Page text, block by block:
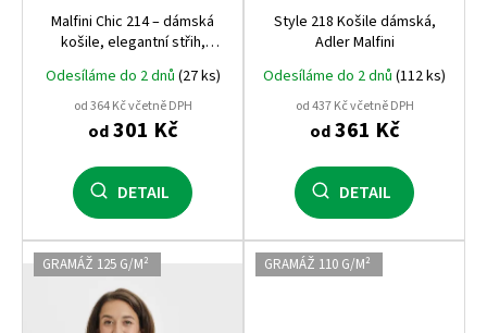
Malfini Chic 214 – dámská
košile, elegantní střih,
reprezentativní košile
Odesíláme do 2 dnů (27 ks)
od 364 Kč včetně DPH
od301 Kč
DETAIL
Style 218 Košile dámská,
Adler Malfini
Odesíláme do 2 dnů (112 ks)
od 437 Kč včetně DPH
od361 Kč
DETAIL
GRAMÁŽ 125 G/M² GRAMÁŽ 110 G/M²